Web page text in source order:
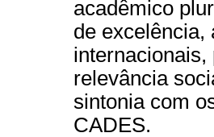
acadêmico
de excelência,
internacionais,
relevância
sintonia com
CADES.